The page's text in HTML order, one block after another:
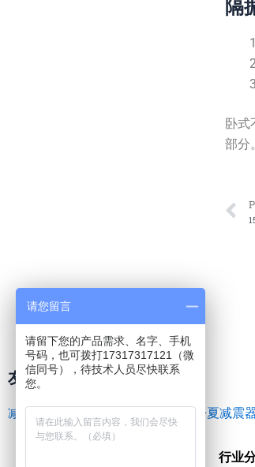
隔
卧式
部分
友情链接
减震器 松夏减震
行业
请您留言
请留下您的产品需求、名字、手机
号码，也可拨打17317317121（微
信同号），待技术人员尽快联系
您。